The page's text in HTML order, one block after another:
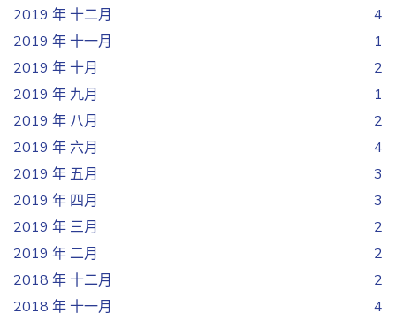
2019 年 十二月
4
2019 年 十一月
1
2019 年 十月
2
2019 年 九月
1
2019 年 八月
2
2019 年 六月
4
2019 年 五月
3
2019 年 四月
3
2019 年 三月
2
2019 年 二月
2
2018 年 十二月
2
2018 年 十一月
4